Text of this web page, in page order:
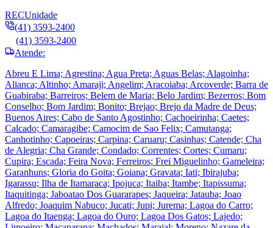
RECUnidade
(41) 3593-2400
(41) 3593-2400
Atende:
Abreu E Lima; Agrestina; Agua Preta; Aguas Belas; Alagoinha;
Alianca; Altinho; Amaraji; Angelim; Aracoiaba; Arcoverde; Barra de
Guabiraba; Barreiros; Belem de Maria; Belo Jardim; Bezerros; Bom
Conselho; Bom Jardim; Bonito; Brejao; Brejo da Madre de Deus;
Buenos Aires; Cabo de Santo Agostinho; Cachoeirinha; Caetes;
Calcado; Camaragibe; Camocim de Sao Felix; Camutanga;
Canhotinho; Capoeiras; Carpina; Caruaru; Casinhas; Catende; Cha
de Alegria; Cha Grande; Condado; Correntes; Cortes; Cumaru;
Cupira; Escada; Feira Nova; Ferreiros; Frei Miguelinho; Gameleira;
Garanhuns; Gloria do Goita; Goiana; Gravata; Iati; Ibirajuba;
Igarassu; Ilha de Itamaraca; Ipojuca; Itaiba; Itambe; Itapissuma;
Itaquitinga; Jaboatao Dos Guararapes; Jaqueira; Jatauba; Joao
Alfredo; Joaquim Nabuco; Jucati; Jupi; Jurema; Lagoa do Carro;
Lagoa do Itaenga; Lagoa do Ouro; Lagoa Dos Gatos; Lajedo;